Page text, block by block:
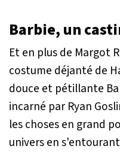
Barbie, un
Et en plus de Margot
costume déjanté de
douce et pétillante
incarné par Ryan
les choses en grand
univers en